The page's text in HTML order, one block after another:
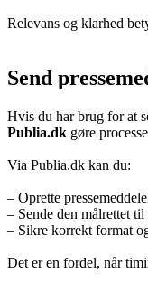
Relevans og klarhed
Send
Hvis du har brug for at
Publia.dk gøre
Via Publia.dk kan du:
– Oprette
– Sende den målrettet
– Sikre korrekt format
Det er en fordel, når